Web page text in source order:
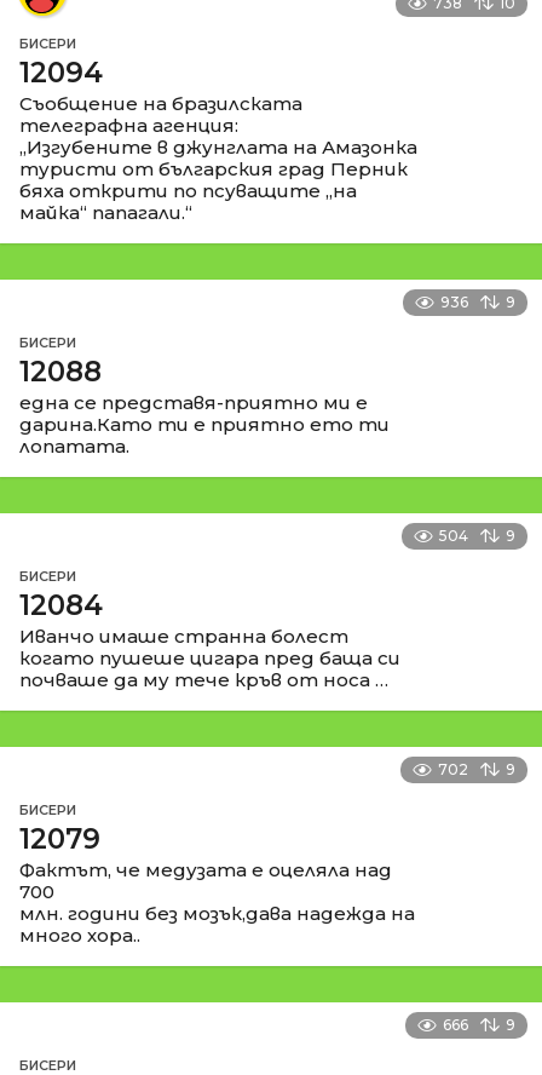
БИСЕРИ
12094
Съобщение на бразилската
телеграфна агенция:
„Изгубените в джунглата на Амазонка
туристи от българския град Перник
бяха открити по псуващите „на
майка“ папагали.“
936 9
БИСЕРИ
12088
една се представя-приятно ми е
дарина.Като ти е приятно ето ти
лопатата.
504 9
БИСЕРИ
12084
Иванчо имаше странна болест
когато пушеше цигара пред баща си
почваше да му тече кръв от носа …
702 9
БИСЕРИ
12079
Фактът, че медузата е оцеляла над
700
млн. години без мозък,дава надежда на
много хора..
666 9
БИСЕРИ